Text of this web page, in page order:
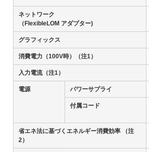
ネットワーク
（FlexibleLOM アダプター)
グラフィックス
消費電力（100V時） （注1）
入力電流（注1）
電源 パワーサプライ
付属コード
省エネ法に基づくエネルギー消費効率
（注
2）